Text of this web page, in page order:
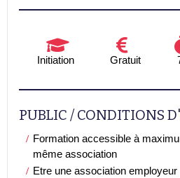
Initiation Gratuit
PUBLIC / CONDITIONS
Formation accessible à
même association
Etre une association employeur